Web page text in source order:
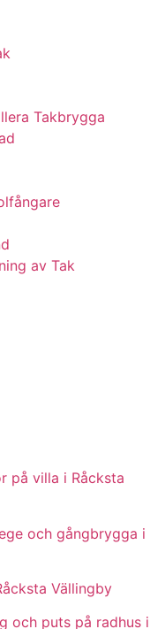
Takbrygga
av Tak
på villa i Råcksta
och gångbrygga i
Vällingby
och puts på radhus i